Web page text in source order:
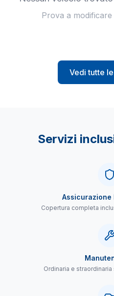
Prova a
Vedi tutte
Servizi
Assicurazione
Copertura completa
Ordinaria e